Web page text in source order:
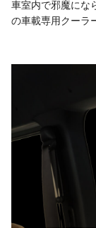
車室内で邪魔にな
の車載専用クーラ